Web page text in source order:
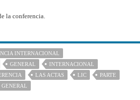
la conferencia.
INTERNACIONAL
GENERAL
INTERNACIONAL
LAS ACTAS LIC
PARTE
GENERAL